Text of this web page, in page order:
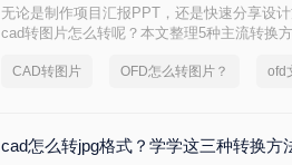
无论是制作项目汇报PPT，还是快速分享设
cad转图片怎么转呢？本文整理5种主流转换
CAD转图片 OFD怎么转图片？ ofd
cad怎么转jpg格式？学学这三种转换方